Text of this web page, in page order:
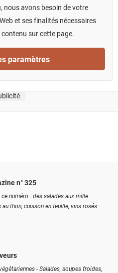
nous avons besoin de votre
et ses finalités nécessaires
sur cette page.
paramètres
n° 325
numéro : des salades aux mille
thon, cuisson en feuille, vins rosés
- Salades, soupes froides,